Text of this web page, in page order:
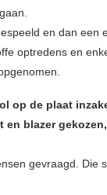
en dan een
optredens en
op de plaat
blazer
gevraagd. Die